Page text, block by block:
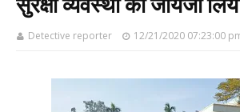
सुरक्षा व्यवस्था का जायजा
Detective reporter 12/21/2020 07:23:00